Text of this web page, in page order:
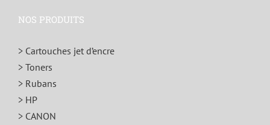
NOS PRODUITS
> Cartouches jet d’encre
> Toners
> Rubans
> HP
> CANON